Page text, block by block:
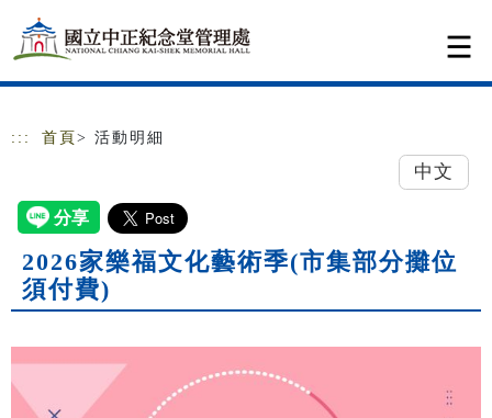
跳到主要內容
網站導覽
::: 首頁 > 活動明細
中文
2026家樂福文化藝術季(市集部分攤位
須付費)